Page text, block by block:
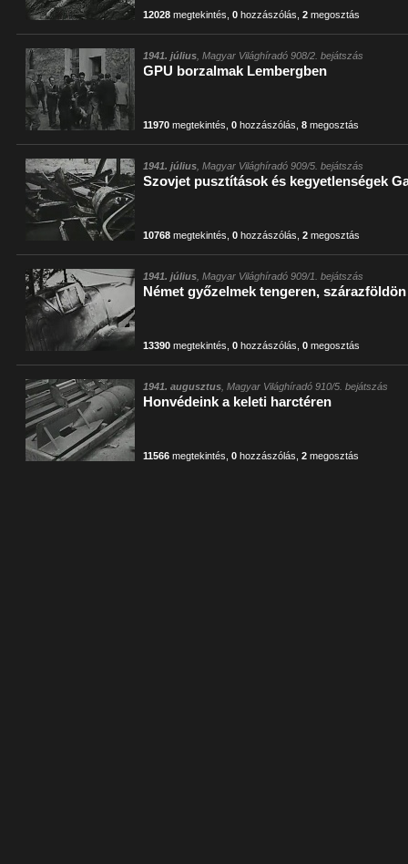
12028 megtekintés ,0 hozzászólás ,2 megosztás
1941. július , Magyar Világhíradó 908/2. bejátszás
GPU borzalmak Lembergben
11970 megtekintés ,0 hozzászólás ,8 megosztás
1941. július , Magyar Világhíradó 909/5. bejátszás
Szovjet pusztítások és kegyetlenségek
10768 megtekintés ,0 hozzászólás ,2 megosztás
1941. július , Magyar Világhíradó 909/1. bejátszás
Német győzelmek tengeren,
13390 megtekintés ,0 hozzászólás ,0 megosztás
1941. augusztus , Magyar Világhíradó 910/5. bejátszás
Honvédeink a keleti harctéren
11566 megtekintés ,0 hozzászólás ,2 megosztás